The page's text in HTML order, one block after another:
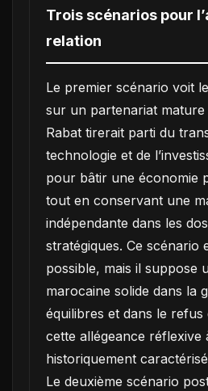
Trois scénarios pour
relation
Le premier scénario voit
sur un partenariat mature
Rabat tirerait parti du
technologie et de
pour bâtir une économie
tout en conservant une
indépendante dans les
stratégiques. Ce scénario
possible, mais il suppose
marocaine solide dans la
équilibres et dans le refus
cette allégeance réflexive
historiquement
Le deuxième scénario